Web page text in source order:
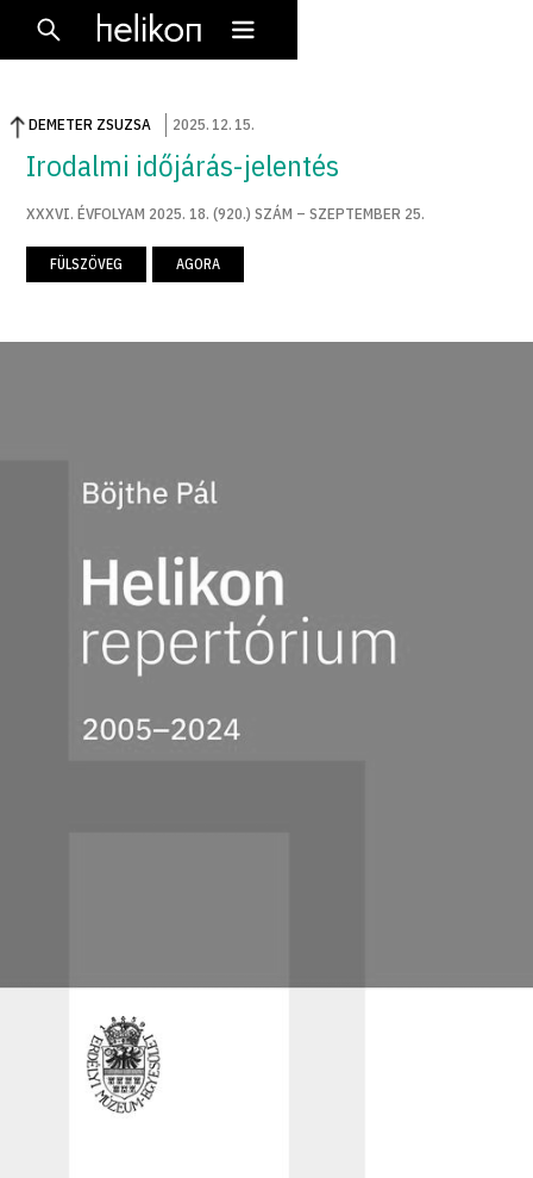
DEMETER ZSUZSA 2025. 12. 15.
Irodalmi időjárás-jelentés
XXXVI. ÉVFOLYAM 2025. 18. (920.) SZÁM – SZEPTEMBER 25.
FÜLSZÖVEG AGORA